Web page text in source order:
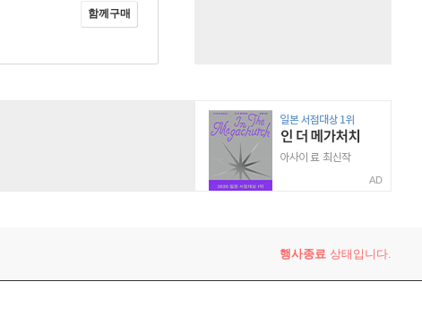
함께구매
AD
행사종료 상태입니다.